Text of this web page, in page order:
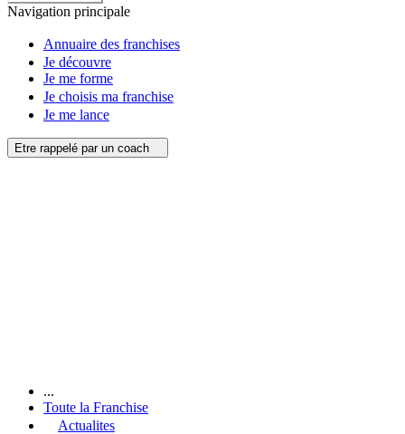
Navigation principale
Annuaire des franchises
Je découvre
Je me forme
Je choisis ma franchise
Je me lance
Etre rappelé par un coach
...
Toute la Franchise
Actualites